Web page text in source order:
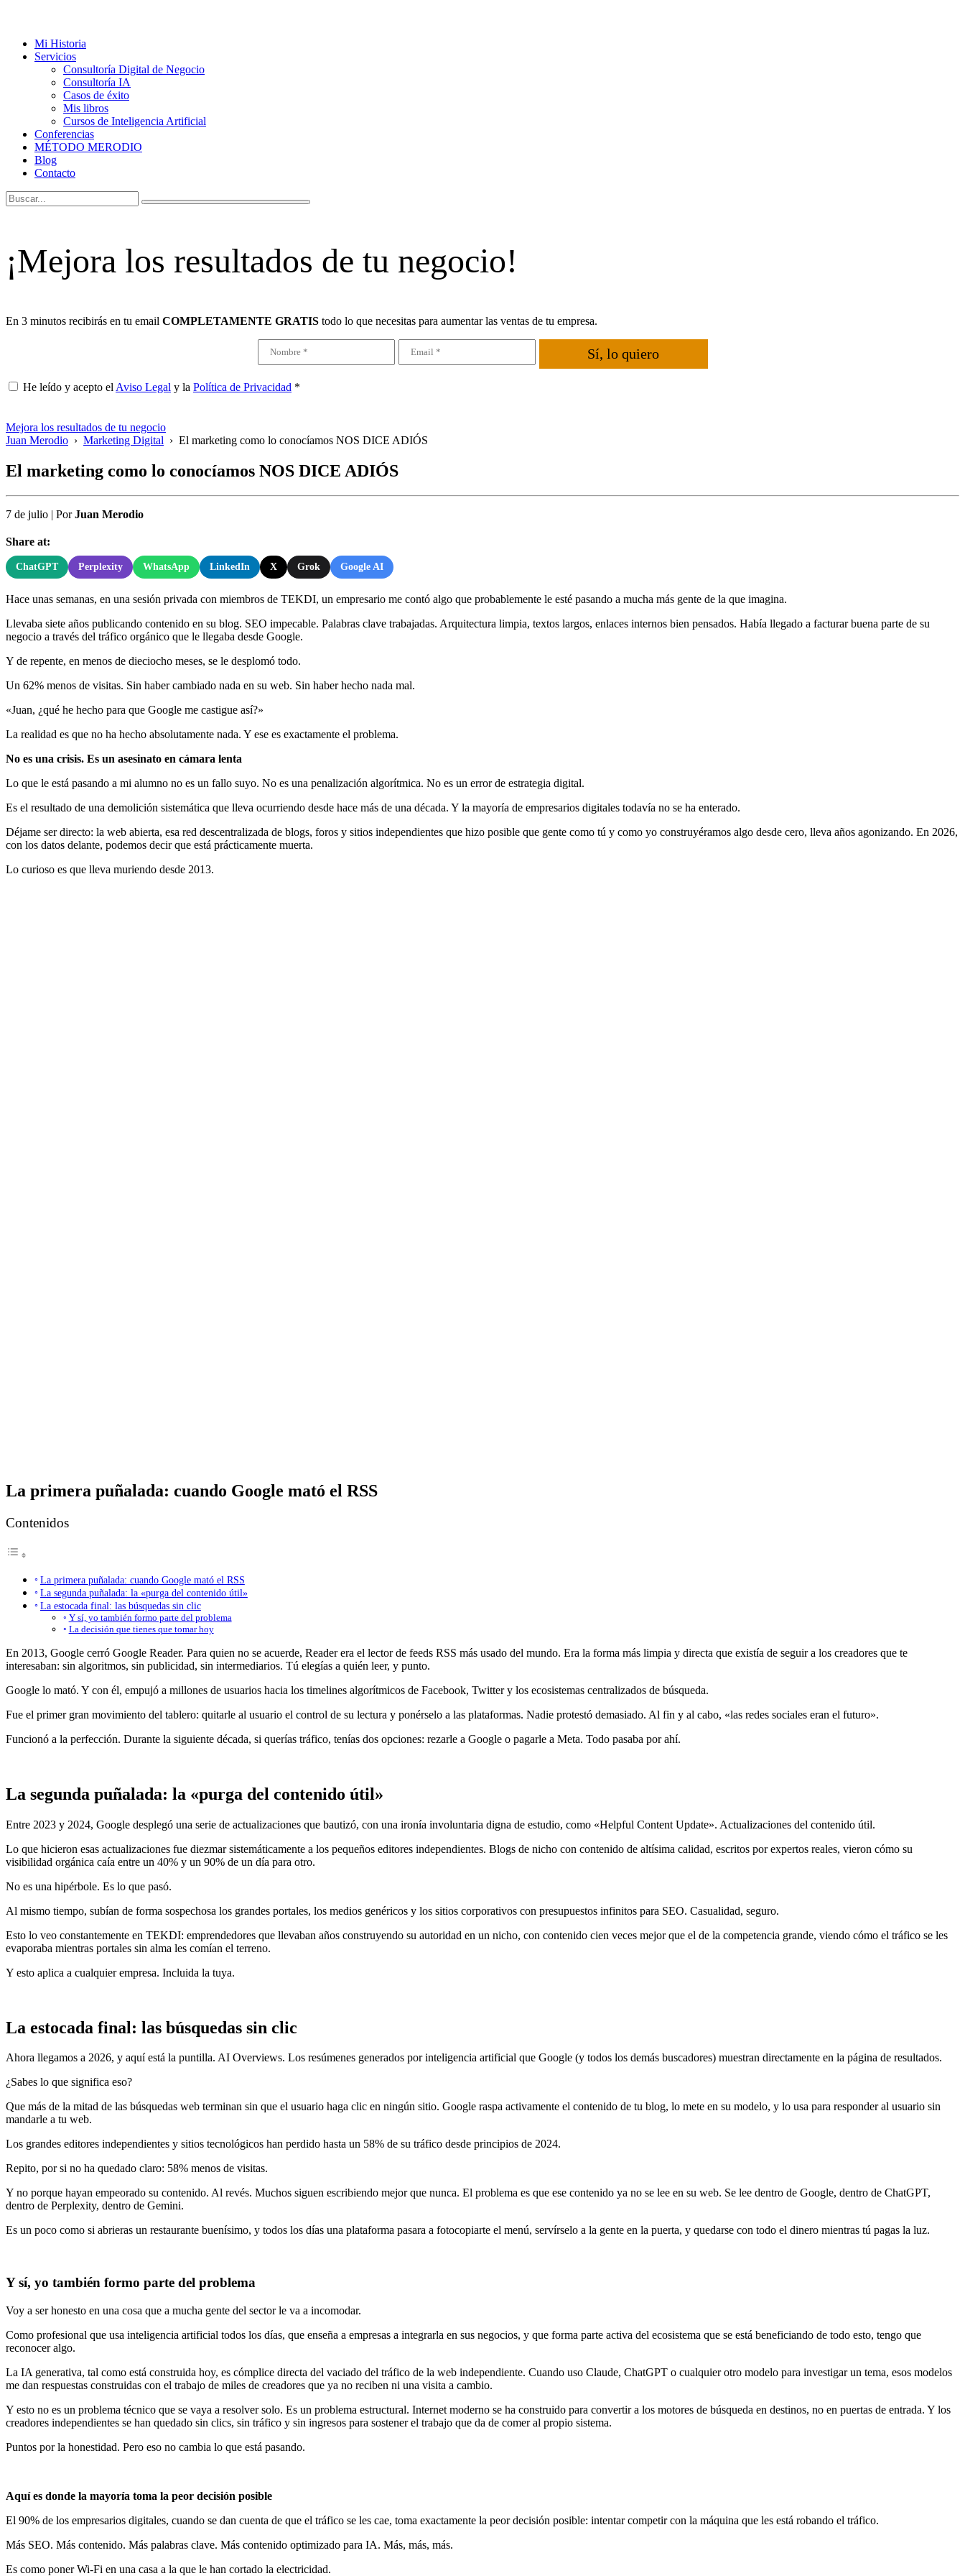
Mi Historia
Servicios
Consultoría Digital de Negocio
Consultoría IA
Casos de éxito
Mis libros
Cursos de Inteligencia Artificial
Conferencias
MÉTODO MERODIO
Blog
Contacto
¡Mejora los resultados de tu negocio!
En 3 minutos recibirás en tu email COMPLETAMENTE GRATIS todo lo que necesitas para aumentar las ventas de tu empresa.
Sí, lo quiero
He leído y acepto el Aviso Legal y la Política de Privacidad *
Mejora los resultados de tu negocio
Juan Merodio › Marketing Digital › El marketing como lo conocíamos NOS DICE ADIÓS
El marketing como lo conocíamos NOS DICE ADIÓS
7 de julio | PorJuan Merodio
Share at:
ChatGPT Perplexity WhatsApp LinkedIn X Grok Google AI
Hace unas semanas, en una sesión privada con miembros de TEKDI, un empresario me contó algo que probablemente le esté pasando a mucha más gente de la que imagina.
Llevaba siete años publicando contenido en su blog. SEO impecable. Palabras clave trabajadas. Arquitectura limpia, textos largos, enlaces internos bien pensados. Había llegado a facturar buena parte de su
negocio a través del tráfico orgánico que le llegaba desde Google.
Y de repente, en menos de dieciocho meses, se le desplomó todo.
Un 62% menos de visitas. Sin haber cambiado nada en su web. Sin haber hecho nada mal.
«Juan, ¿qué he hecho para que Google me castigue así?»
La realidad es que no ha hecho absolutamente nada. Y ese es exactamente el problema.
No es una crisis. Es un asesinato en cámara lenta
Lo que le está pasando a mi alumno no es un fallo suyo. No es una penalización algorítmica. No es un error de estrategia digital.
Es el resultado de una demolición sistemática que lleva ocurriendo desde hace más de una década. Y la mayoría de empresarios digitales todavía no se ha enterado.
Déjame ser directo: la web abierta, esa red descentralizada de blogs, foros y sitios independientes que hizo posible que gente como tú y como yo construyéramos algo desde cero, lleva años agonizando. En 2026,
con los datos delante, podemos decir que está prácticamente muerta.
Lo curioso es que lleva muriendo desde 2013.
La primera puñalada: cuando Google mató el RSS
Contenidos
La primera puñalada: cuando Google mató el RSS
La segunda puñalada: la «purga del contenido útil»
La estocada final: las búsquedas sin clic
Y sí, yo también formo parte del problema
La decisión que tienes que tomar hoy
En 2013, Google cerró Google Reader. Para quien no se acuerde, Reader era el lector de feeds RSS más usado del mundo. Era la forma más limpia y directa que existía de seguir a los creadores que te
interesaban: sin algoritmos, sin publicidad, sin intermediarios. Tú elegías a quién leer, y punto.
Google lo mató. Y con él, empujó a millones de usuarios hacia los timelines algorítmicos de Facebook, Twitter y los ecosistemas centralizados de búsqueda.
Fue el primer gran movimiento del tablero: quitarle al usuario el control de su lectura y ponérselo a las plataformas. Nadie protestó demasiado. Al fin y al cabo, «las redes sociales eran el futuro».
Funcionó a la perfección. Durante la siguiente década, si querías tráfico, tenías dos opciones: rezarle a Google o pagarle a Meta. Todo pasaba por ahí.
La segunda puñalada: la «purga del contenido útil»
Entre 2023 y 2024, Google desplegó una serie de actualizaciones que bautizó, con una ironía involuntaria digna de estudio, como «Helpful Content Update». Actualizaciones del contenido útil.
Lo que hicieron esas actualizaciones fue diezmar sistemáticamente a los pequeños editores independientes. Blogs de nicho con contenido de altísima calidad, escritos por expertos reales, vieron cómo su
visibilidad orgánica caía entre un 40% y un 90% de un día para otro.
No es una hipérbole. Es lo que pasó.
Al mismo tiempo, subían de forma sospechosa los grandes portales, los medios genéricos y los sitios corporativos con presupuestos infinitos para SEO. Casualidad, seguro.
Esto lo veo constantemente en TEKDI: emprendedores que llevaban años construyendo su autoridad en un nicho, con contenido cien veces mejor que el de la competencia grande, viendo cómo el tráfico se les
evaporaba mientras portales sin alma les comían el terreno.
Y esto aplica a cualquier empresa. Incluida la tuya.
La estocada final: las búsquedas sin clic
Ahora llegamos a 2026, y aquí está la puntilla. AI Overviews. Los resúmenes generados por inteligencia artificial que Google (y todos los demás buscadores) muestran directamente en la página de resultados.
¿Sabes lo que significa eso?
Que más de la mitad de las búsquedas web terminan sin que el usuario haga clic en ningún sitio. Google raspa activamente el contenido de tu blog, lo mete en su modelo, y lo usa para responder al usuario sin
mandarle a tu web.
Los grandes editores independientes y sitios tecnológicos han perdido hasta un 58% de su tráfico desde principios de 2024.
Repito, por si no ha quedado claro: 58% menos de visitas.
Y no porque hayan empeorado su contenido. Al revés. Muchos siguen escribiendo mejor que nunca. El problema es que ese contenido ya no se lee en su web. Se lee dentro de Google, dentro de ChatGPT,
dentro de Perplexity, dentro de Gemini.
Es un poco como si abrieras un restaurante buenísimo, y todos los días una plataforma pasara a fotocopiarte el menú, servírselo a la gente en la puerta, y quedarse con todo el dinero mientras tú pagas la luz.
Y sí, yo también formo parte del problema
Voy a ser honesto en una cosa que a mucha gente del sector le va a incomodar.
Como profesional que usa inteligencia artificial todos los días, que enseña a empresas a integrarla en sus negocios, y que forma parte activa del ecosistema que se está beneficiando de todo esto, tengo que
reconocer algo.
La IA generativa, tal como está construida hoy, es cómplice directa del vaciado del tráfico de la web independiente. Cuando uso Claude, ChatGPT o cualquier otro modelo para investigar un tema, esos modelos
me dan respuestas construidas con el trabajo de miles de creadores que ya no reciben ni una visita a cambio.
Y esto no es un problema técnico que se vaya a resolver solo. Es un problema estructural. Internet moderno se ha construido para convertir a los motores de búsqueda en destinos, no en puertas de entrada. Y los
creadores independientes se han quedado sin clics, sin tráfico y sin ingresos para sostener el trabajo que da de comer al propio sistema.
Puntos por la honestidad. Pero eso no cambia lo que está pasando.
Aquí es donde la mayoría toma la peor decisión posible
El 90% de los empresarios digitales, cuando se dan cuenta de que el tráfico se les cae, toma exactamente la peor decisión posible: intentar competir con la máquina que les está robando el tráfico.
Más SEO. Más contenido. Más palabras clave. Más contenido optimizado para IA. Más, más, más.
Es como poner Wi-Fi en una casa a la que le han cortado la electricidad.